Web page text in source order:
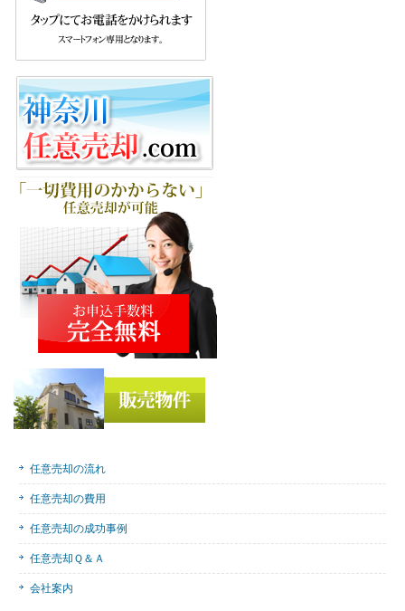
任意売却の流れ
任意売却の費用
任意売却の成功事例
任意売却Ｑ＆Ａ
会社案内